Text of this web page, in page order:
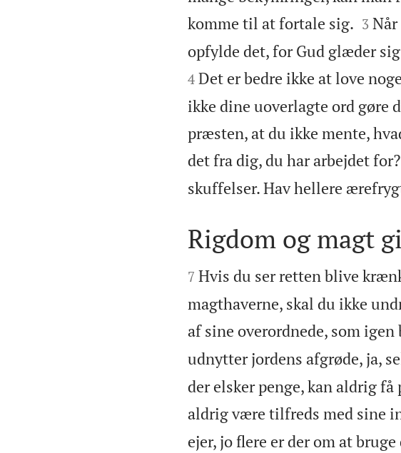
komme til at fortale sig.
3
opfylde det, for Gud glæder
4 Det er bedre ikke at love
ikke dine uoverlagte ord gøre
præsten, at du ikke mente,
det fra dig, du har arbejdet for?
skuffelser. Hav hellere

Rigdom og magt

7 Hvis du ser retten blive
magthaverne, skal du ikke
af sine overordnede, som
udnytter jordens afgrøde, ja,
der elsker penge, kan aldrig
aldrig være tilfreds med sine
ejer, jo flere er der om at